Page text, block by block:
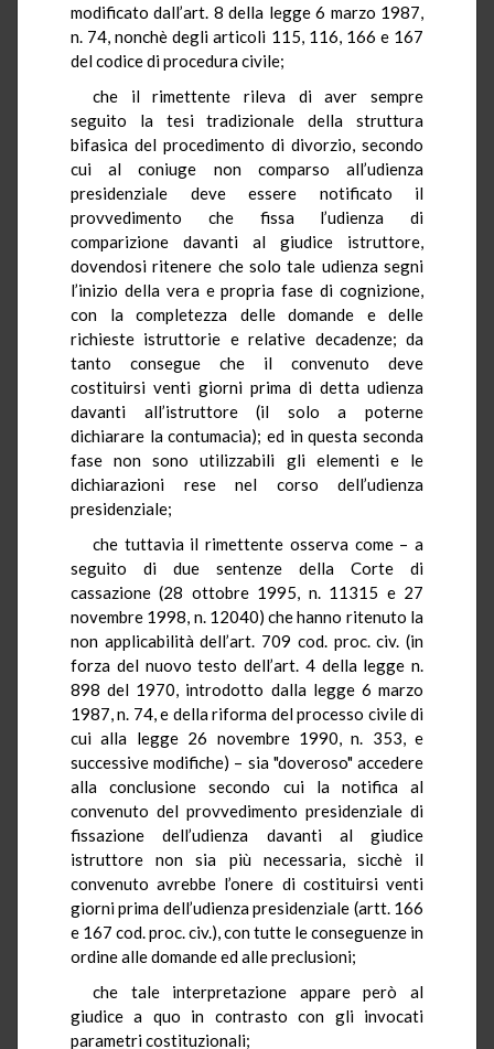
modificato dall’art. 8 della legge 6 marzo 1987,
n. 74, nonchè degli articoli 115, 116, 166 e 167
del codice di procedura civile;
che il rimettente rileva di aver sempre
seguito la tesi tradizionale della struttura
bifasica del procedimento di divorzio, secondo
cui al coniuge non comparso all’udienza
presidenziale deve essere notificato il
provvedimento che fissa l’udienza di
comparizione davanti al giudice istruttore,
dovendosi ritenere che solo tale udienza segni
l’inizio della vera e propria fase di cognizione,
con la completezza delle domande e delle
richieste istruttorie e relative decadenze; da
tanto consegue che il convenuto deve
costituirsi venti giorni prima di detta udienza
davanti all’istruttore (il solo a poterne
dichiarare la contumacia); ed in questa seconda
fase non sono utilizzabili gli elementi e le
dichiarazioni rese nel corso dell’udienza
presidenziale;
che tuttavia il rimettente osserva come – a
seguito di due sentenze della Corte di
cassazione (28 ottobre 1995, n. 11315 e 27
novembre 1998, n. 12040) che hanno ritenuto la
non applicabilità dell’art. 709 cod. proc. civ. (in
forza del nuovo testo dell’art. 4 della legge n.
898 del 1970, introdotto dalla legge 6 marzo
1987, n. 74, e della riforma del processo civile di
cui alla legge 26 novembre 1990, n. 353, e
successive modifiche) – sia "doveroso" accedere
alla conclusione secondo cui la notifica al
convenuto del provvedimento presidenziale di
fissazione dell’udienza davanti al giudice
istruttore non sia più necessaria, sicchè il
convenuto avrebbe l’onere di costituirsi venti
giorni prima dell’udienza presidenziale (artt. 166
e 167 cod. proc. civ.), con tutte le conseguenze in
ordine alle domande ed alle preclusioni;
che tale interpretazione appare però al
giudice a quo in contrasto con gli invocati
parametri costituzionali;